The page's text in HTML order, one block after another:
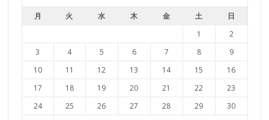
月 火 水 木 金 土 日
1
2
3
4 5 6 7 8
9
10
11 12 13 14 15
16
17
18 19 20 21 22
23
24
25 26 27 28 29
30